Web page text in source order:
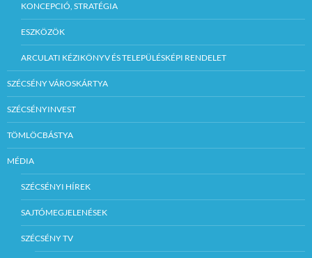
KONCEPCIÓ, STRATÉGIA
ESZKÖZÖK
ARCULATI KÉZIKÖNYV ÉS TELEPÜLÉSKÉPI RENDELET
SZÉCSÉNY VÁROSKÁRTYA
SZÉCSÉNYINVEST
TÖMLÖCBÁSTYA
MÉDIA
SZÉCSÉNYI HÍREK
SAJTÓMEGJELENÉSEK
SZÉCSÉNY TV